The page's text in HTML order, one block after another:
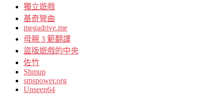
獨立遊戲
基奇彎曲
megadrive.me
母親 3 範翻譯
盜版遊戲的中央
佐竹
Shmup
smspower.org
Unseen64